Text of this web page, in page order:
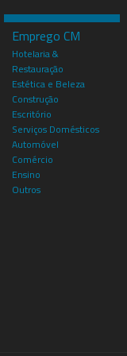
Emprego CM
Hotelaria &
Restauração
Estética e Beleza
Construção
Escritório
Serviços Domésticos
Automóvel
Comércio
Ensino
Outros